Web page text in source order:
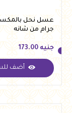
جرام من شانه
جنيه
جنيه 173.00
أضف